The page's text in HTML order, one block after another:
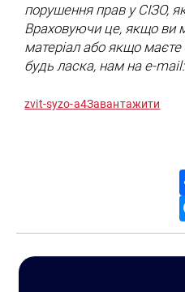
порушення прав у СІЗО,
Враховуючи це, якщо ви
матеріал або якщо маєте
будь ласка, нам на е-
zvit-syzo-a4Завантажити